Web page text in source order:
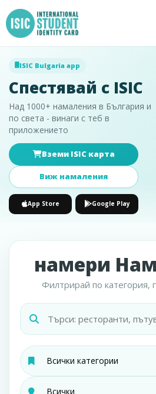
ISIC Bulgaria app
Спестявай с ISIC
Над 1000+ намаления в България и
по света - винаги с теб в
приложението
Вземи ISIC карта
Виж намаления
App Store Google Play
Специални
предложения ×
намери
Филтрирай по категория,